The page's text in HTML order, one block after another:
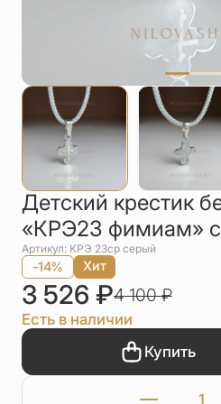
Другое
Детский крестик
«КРЭ23 фимиам»
Артикул: КРЭ 23ср серый
-14% Хит
3 526 ₽4 100₽
Есть в наличии
Купить